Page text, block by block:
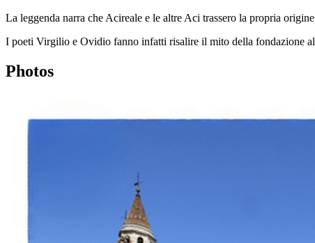
La leggenda narra che Acireale e le altre Aci trassero la propria
I poeti Virgilio e Ovidio fanno infatti risalire il mito della fondazione
Photos